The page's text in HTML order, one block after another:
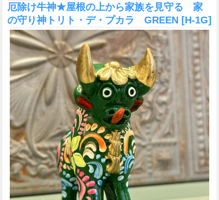
厄除け牛神★屋根の上から家族を見守る 家
の守り神トリト・デ・プカラ GREEN [H-1G]